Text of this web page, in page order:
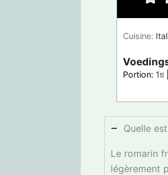
Cuisine:
Portion: 1tl
Quelle
Le romarin
légèrement